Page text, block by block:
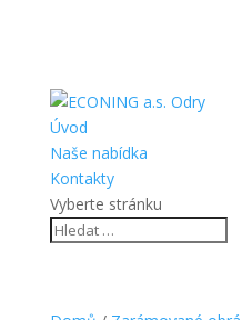
Úvod
Naše nabídka
Kontakty
Vyberte stránku